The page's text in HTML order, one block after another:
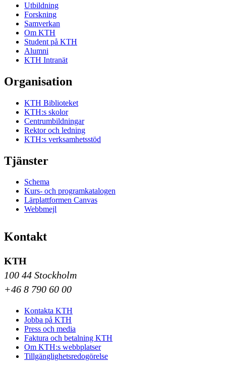
Utbildning
Forskning
Samverkan
Om KTH
Student på KTH
Alumni
KTH Intranät
Organisation
KTH Biblioteket
KTH:s skolor
Centrumbildningar
Rektor och ledning
KTH:s verksamhetsstöd
Tjänster
Schema
Kurs- och programkatalogen
Lärplattformen Canvas
Webbmejl
Kontakt
KTH
100 44 Stockholm
+46 8 790 60 00
Kontakta KTH
Jobba på KTH
Press och media
Faktura och betalning KTH
Om KTH:s webbplatser
Tillgänglighetsredogörelse